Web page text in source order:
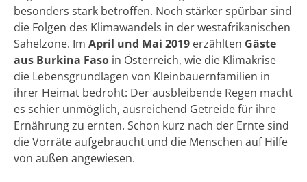
besonders stark betroffen. Noch stärker spürbar sind
die Folgen des Klimawandels in der westafrikanischen
Sahelzone. Im April und Mai 2019 erzählten Gäste
aus Burkina Faso in Österreich, wie die Klimakrise
die Lebensgrundlagen von Kleinbauernfamilien in
ihrer Heimat bedroht: Der ausbleibende Regen macht
es schier unmöglich, ausreichend Getreide für ihre
Ernährung zu ernten. Schon kurz nach der Ernte sind
die Vorräte aufgebraucht und die Menschen auf Hilfe
von außen angewiesen.